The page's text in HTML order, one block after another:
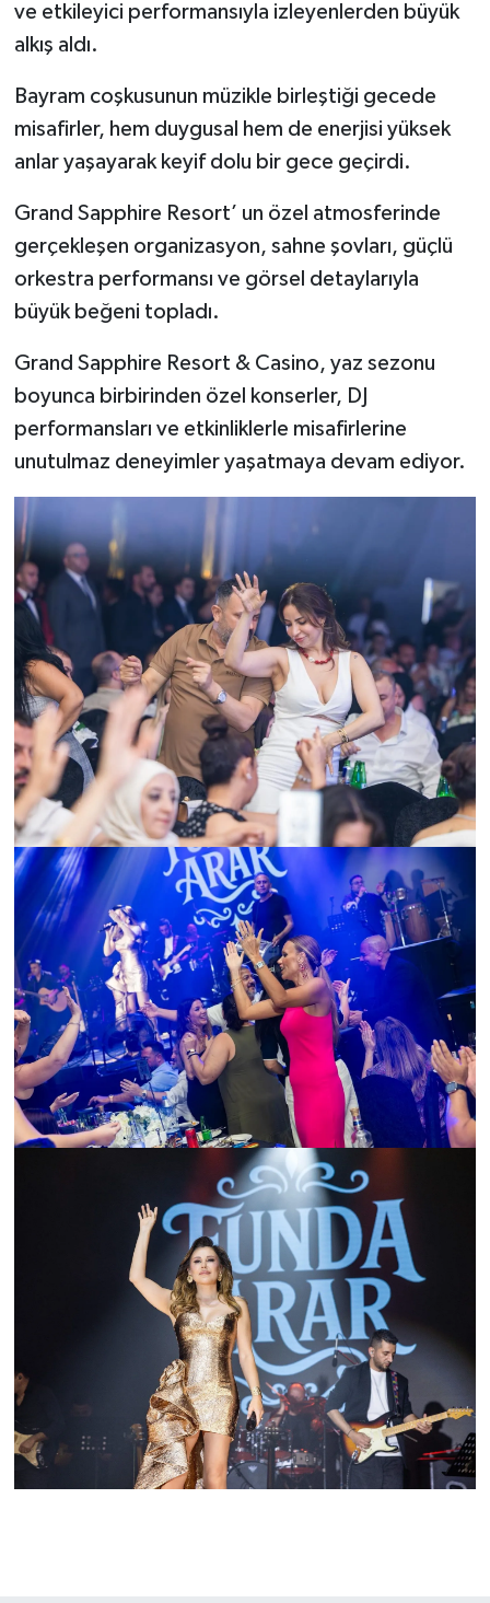
ve etkileyici performansıyla izleyenlerden büyük
alkış aldı.
Bayram coşkusunun müzikle birleştiği gecede
misafirler, hem duygusal hem de enerjisi yüksek
anlar yaşayarak keyif dolu bir gece geçirdi.
Grand Sapphire Resort’ un özel atmosferinde
gerçekleşen organizasyon, sahne şovları, güçlü
orkestra performansı ve görsel detaylarıyla
büyük beğeni topladı.
Grand Sapphire Resort & Casino, yaz sezonu
boyunca birbirinden özel konserler, DJ
performansları ve etkinliklerle misafirlerine
unutulmaz deneyimler yaşatmaya devam ediyor.